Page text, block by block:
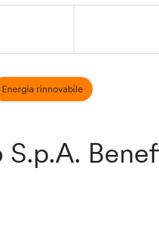
Energia rinnovabile